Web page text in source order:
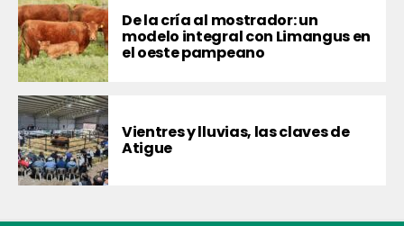
De la cría al mostrador: un
modelo integral con Limangus en
el oeste pampeano
Vientres y lluvias, las claves de
Atigue